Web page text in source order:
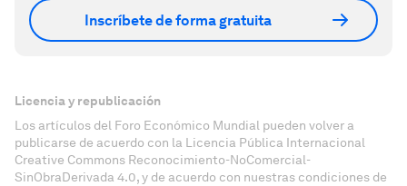
Inscríbete de forma gratuita
Licencia y republicación
Los artículos del Foro Económico Mundial pueden volver a
publicarse de acuerdo con la Licencia Pública Internacional
Creative Commons Reconocimiento-NoComercial-
SinObraDerivada 4.0, y de acuerdo con nuestras condiciones de